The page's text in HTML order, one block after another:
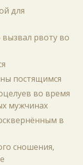
для
рвоту во
постящимся
во время
мужчинах
в
сношения,